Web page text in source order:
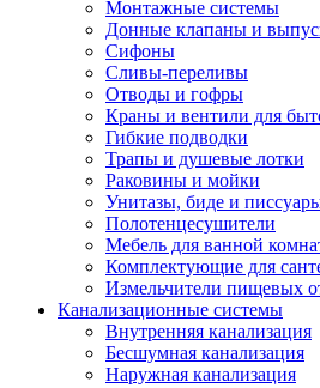
Монтажные системы
Донные клапаны и
Сифоны
Сливы-переливы
Отводы и гофры
Краны и вентили для
Гибкие подводки
Трапы и душевые лотки
Раковины и мойки
Унитазы, биде и
Полотенцесушители
Мебель для ванной
Комплектующие для
Измельчители пищевых
Канализационные системы
Внутренняя канализация
Бесшумная канализация
Наружная канализация